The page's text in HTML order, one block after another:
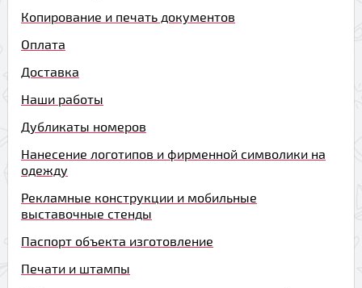
Копирование и печать документов
Оплата
Доставка
Наши работы
Дубликаты номеров
Нанесение логотипов и фирменной символики на
одежду
Рекламные конструкции и мобильные
выставочные стенды
Паспорт объекта изготовление
Печати и штампы